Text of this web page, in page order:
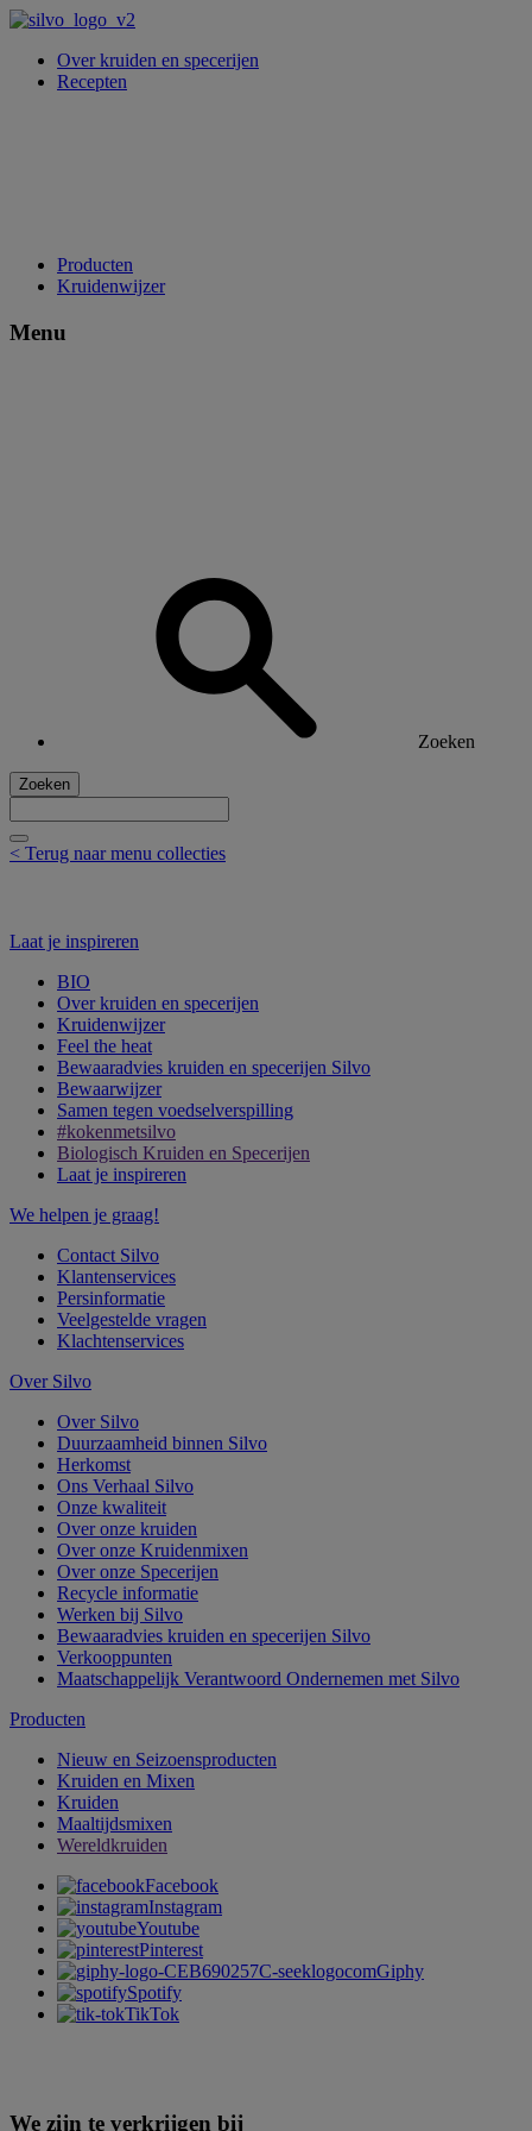
Over kruiden en specerijen
Recepten
Producten
Kruidenwijzer
Menu
Zoeken
Zoeken
< Terug naar menu collecties
Laat je inspireren
BIO
Over kruiden en specerijen
Kruidenwijzer
Feel the heat
Bewaaradvies kruiden en specerijen Silvo
Bewaarwijzer
Samen tegen voedselverspilling
#kokenmetsilvo
Biologisch Kruiden en Specerijen
Laat je inspireren
We helpen je graag!
Contact Silvo
Klantenservices
Persinformatie
Veelgestelde vragen
Klachtenservices
Over Silvo
Over Silvo
Duurzaamheid binnen Silvo
Herkomst
Ons Verhaal Silvo
Onze kwaliteit
Over onze kruiden
Over onze Kruidenmixen
Over onze Specerijen
Recycle informatie
Werken bij Silvo
Bewaaradvies kruiden en specerijen Silvo
Verkooppunten
Maatschappelijk Verantwoord Ondernemen met Silvo
Producten
Nieuw en Seizoensproducten
Kruiden en Mixen
Kruiden
Maaltijdsmixen
Wereldkruiden
Facebook
Instagram
Youtube
Pinterest
Giphy
Spotify
TikTok
We zijn te verkrijgen bij